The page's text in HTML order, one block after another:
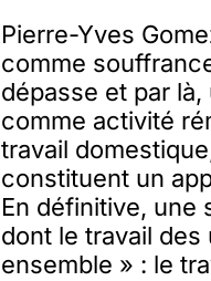
Pierre-Yves
comme
dépasse et par
comme activité
travail
constituent un
En définitive, une
dont le travail des
ensemble » : le